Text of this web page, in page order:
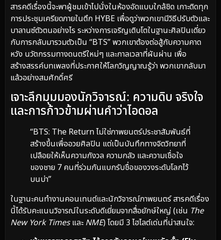
สารคดีเรื่องนี้จะพาผู้ชมเข้าไปนั่งในห้องอัดแบบใกล้ชิด เกาะติดทุก
การประชุมเครียดภายในตึก HYBE เพื่อดูว่าพวกเขามีวิธีปรับตัวและ
บาลานซ์ตัวตนอย่างไร ระหว่างการเจริญเติบโตในฐานะศิลปินเดี่ยว
กับการกลับมารวมตัวเป็น “BTS” พวกเขาต้องต่อสู้กับความคาด
หวัง นวัตกรรมทางดนตรีใหม่ๆ และกาลเวลาที่ผันผ่าน เพื่อ
สร้างสรรค์บทเพลงที่ประกาศให้โลกวิญญาณรู้ว่า พวกเขากลับมา
แล้วอย่างสมศักดิ์ศรี
เจาะลึกมุมมองนักวิจารณ์: ความดิบ จริงใจ
และการก้าวข้ามผ่านคำว่าไอดอล
“BTS: The Return ไม่ใช่ภาพยนตร์ประชาสัมพันธ์ที่
สร้างขึ้นเพื่ออวยศิลปิน แต่เป็นบันทึกทางจิตวิทยาที่
เปลือยให้เห็นความกังวล ความกลัว และความเชื่อใจ
ของชาย 7 คนที่ร่วมกันแบกรับชื่อของวงระดับโลกไว้
บนบ่า”
ในฐานะคนทำงานคอนเทนต์และนักวิจารณ์ภาพยนตร์ สารคดีเรื่อง
นี้ได้รับคะแนนวิจารณ์ในระดับดีเยี่ยมจากสื่อยักษ์ใหญ่ (เช่น The
New York TimesและNME) โดยมี 3 ไฮไลต์เด่นที่น่าสนใจ: